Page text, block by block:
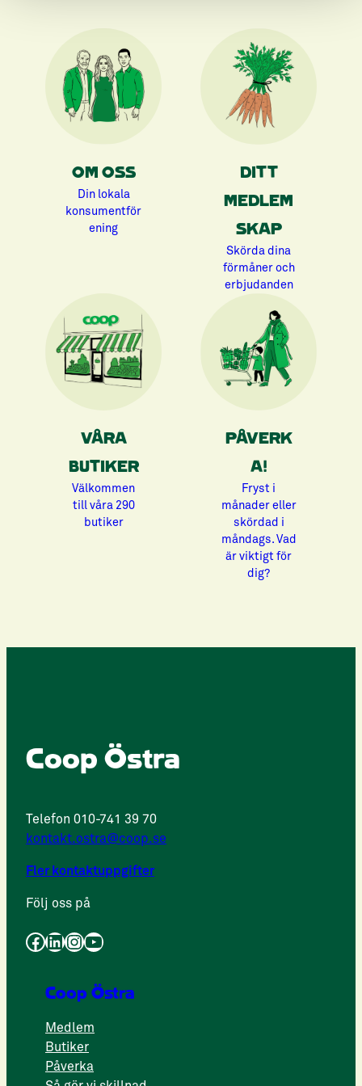
OM OSS
Din lokala
konsumentför
ening
DITT
MEDLEM
SKAP
Skörda dina
förmåner och
erbjudanden
VÅRA
BUTIKER
Välkommen
till våra 290
butiker
PÅVERK
A!
Fryst i
månader eller
skördad i
måndags. Vad
är viktigt för
dig?
Coop Östra
Telefon 010-741 39 70
kontakt.ostra@coop.se
Fler kontaktuppgifter
Följ oss på
Facebook LinkedIn InstagramYouTube
Coop Östra
Medlem
Butiker
Påverka